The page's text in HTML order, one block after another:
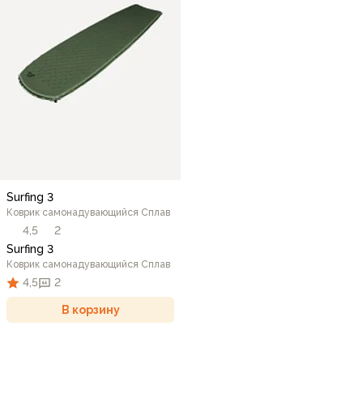
Surfing 3
Коврик самонадувающийся Сплав
4,5
2
Surfing 3
Коврик самонадувающийся Сплав
4,5 2
В корзину